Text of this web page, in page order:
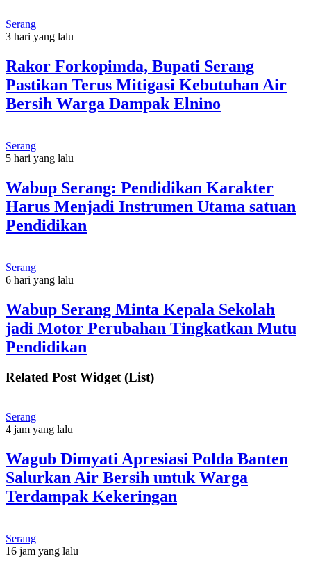
Serang
3 hari yang lalu
Rakor Forkopimda, Bupati Serang
Pastikan Terus Mitigasi Kebutuhan Air
Bersih Warga Dampak Elnino
Serang
5 hari yang lalu
Wabup Serang: Pendidikan Karakter
Harus Menjadi Instrumen Utama satuan
Pendidikan
Serang
6 hari yang lalu
Wabup Serang Minta Kepala Sekolah
jadi Motor Perubahan Tingkatkan Mutu
Pendidikan
Related Post Widget (List)
Serang
4 jam yang lalu
Wagub Dimyati Apresiasi Polda Banten
Salurkan Air Bersih untuk Warga
Terdampak Kekeringan
Serang
16 jam yang lalu